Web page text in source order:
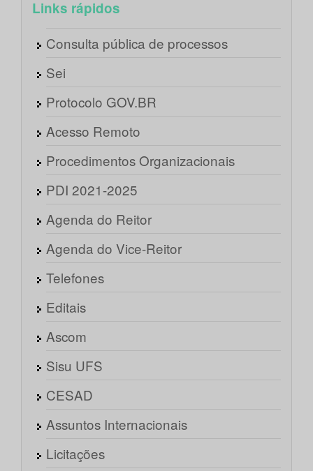
Links rápidos
Consulta pública de processos
Sei
Protocolo GOV.BR
Acesso Remoto
Procedimentos Organizacionais
PDI 2021-2025
Agenda do Reitor
Agenda do Vice-Reitor
Telefones
Editais
Ascom
Sisu UFS
CESAD
Assuntos Internacionais
Licitações